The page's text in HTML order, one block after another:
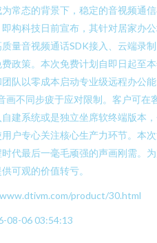
常态的背景下，稳定的音视频通
构科技日前宣布，其针对居家办
量音视频通话SDK接入、云端录
政策。本次免费计划自即日起至
队以零成本启动专业级远程办公能
画不同步疲于应对限制。客户可在
建系统或是独立坐席软终端版本
户专心关注核心生产力环节。本
代最后一毫毛顽强的声画刚需。
可观的价值转亏。
product/30.html
08-06 03:54:13